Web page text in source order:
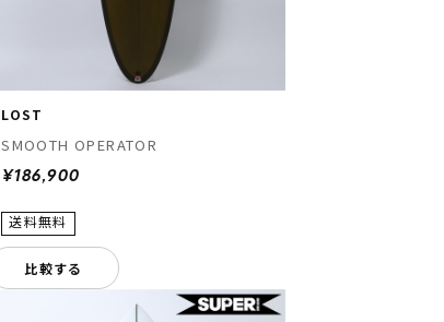
LOST
SMOOTH OPERATOR
¥186,900
比較する